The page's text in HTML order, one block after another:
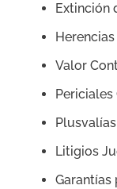
Extinción
Herencias
Valor
Plusvalías
Litigios
Garantías